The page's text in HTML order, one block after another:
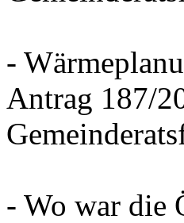
-
Antrag 187/
- Wo war die